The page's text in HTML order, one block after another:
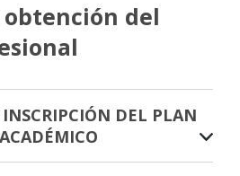
obtención del
DEL PLAN